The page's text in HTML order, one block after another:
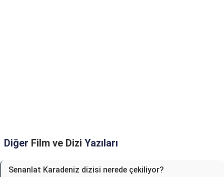
Diğer Film ve Dizi Yazıları
Senanlat Karadeniz dizisi nerede çekiliyor?